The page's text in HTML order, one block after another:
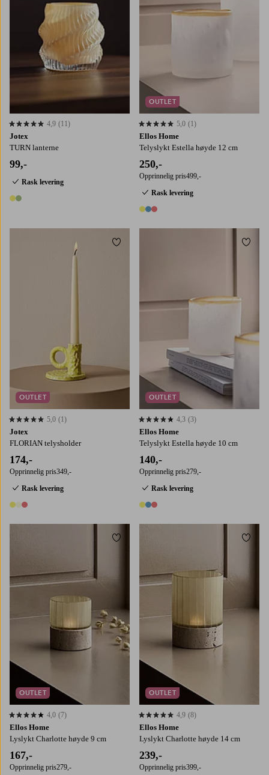
Jotex
TURN lanterne
99,-
Rask levering
2 farger
4,9 basert på 11 karaktergivninger
4,9 (11)
Ellos Home
Telyslykt Estella høyde 12 cm
250,-
Opprinnelig pris499,-
Rask levering
3 farger
5,0 basert på 1 karaktergivninger
5,0 (1)
OUTLET
Jotex
FLORIAN telysholder
174,-
Opprinnelig pris349,-
Rask levering
3 farger
5,0 basert på 1 karaktergivninger
5,0 (1)
OUTLET
Legg til favoritter
Ellos Home
Telyslykt Estella høyde 10 cm
140,-
Opprinnelig pris279,-
Rask levering
3 farger
4,3 basert på 3 karaktergivninger
4,3 (3)
OUTLET
Ellos Home
Lyslykt Charlotte høyde 9 cm
167,-
Opprinnelig pris279,-
4,0 basert på 7 karaktergivninger
4,0 (7)
OUTLET
Legg til favoritter
Ellos Home
Lyslykt Charlotte høyde 14 cm
239,-
Opprinnelig pris399,-
4,9 basert på 8 karaktergivninger
4,9 (8)
OUTLET